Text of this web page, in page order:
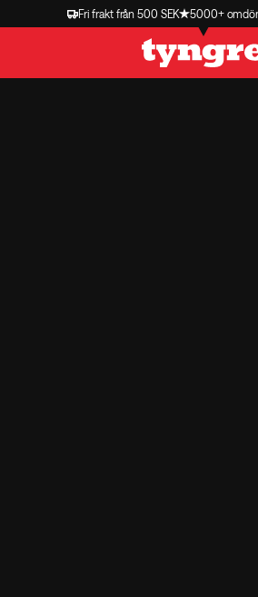
Fri frakt från 500 SEK 5000+